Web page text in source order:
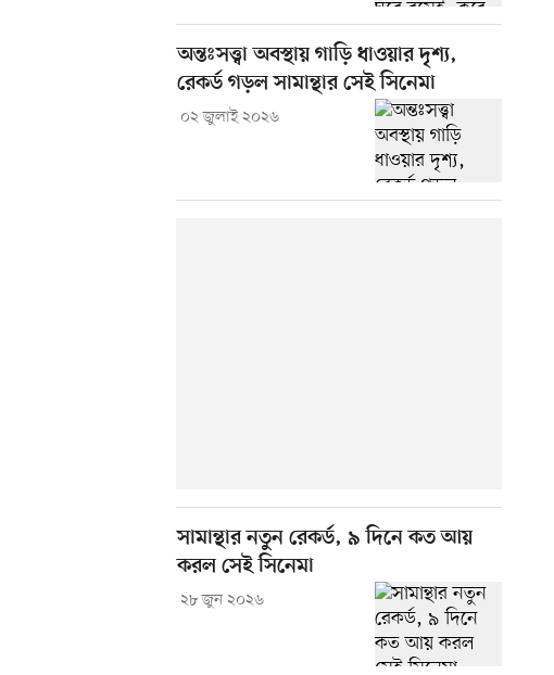
অন্তঃসত্ত্বা অবস্থায় গাড়ি ধাওয়ার দৃশ্য,
রেকর্ড গড়ল সামান্থার সেই সিনেমা
০২ জুলাই ২০২৬
সামান্থার নতুন রেকর্ড, ৯ দিনে কত আয়
করল সেই সিনেমা
২৮ জুন ২০২৬